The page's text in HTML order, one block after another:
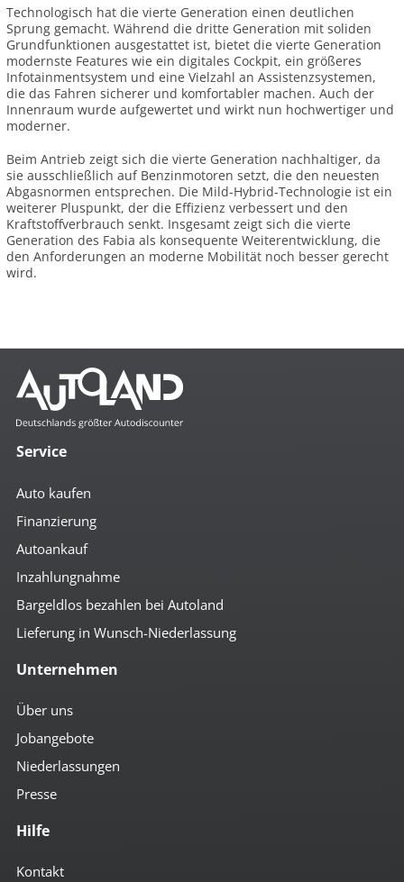
Technologisch hat die vierte Generation einen deutlichen
Sprung gemacht. Während die dritte Generation mit soliden
Grundfunktionen ausgestattet ist, bietet die vierte Generation
modernste Features wie ein digitales Cockpit, ein größeres
Infotainmentsystem und eine Vielzahl an Assistenzsystemen,
die das Fahren sicherer und komfortabler machen. Auch der
Innenraum wurde aufgewertet und wirkt nun hochwertiger und
moderner.
Beim Antrieb zeigt sich die vierte Generation nachhaltiger, da
sie ausschließlich auf Benzinmotoren setzt, die den neuesten
Abgasnormen entsprechen. Die Mild-Hybrid-Technologie ist ein
weiterer Pluspunkt, der die Effizienz verbessert und den
Kraftstoffverbrauch senkt. Insgesamt zeigt sich die vierte
Generation des Fabia als konsequente Weiterentwicklung, die
den Anforderungen an moderne Mobilität noch besser gerecht
wird.
Service
Auto kaufen
Finanzierung
Autoankauf
Inzahlungnahme
Bargeldlos bezahlen bei Autoland
Lieferung in Wunsch-Niederlassung
Unternehmen
Über uns
Jobangebote
Niederlassungen
Presse
Hilfe
Kontakt